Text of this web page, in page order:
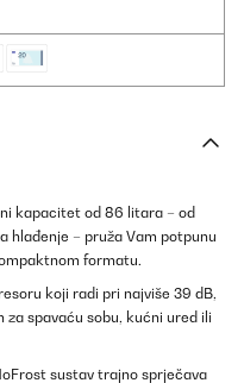
kapacitet od 86 litara – od
hlađenje – pruža Vam potpunu
formatu.
koji radi pri najviše 39 dB,
za spavaću sobu, kućni ured ili
sustav trajno sprječava